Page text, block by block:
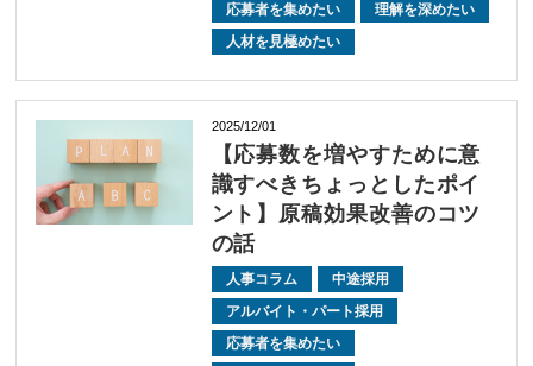
応募者を集めたい
理解を深めたい
人材を見極めたい
2025/12/01
【応募数を増やすために意
識すべきちょっとしたポイ
ント】原稿効果改善のコツ
の話
人事コラム
中途採用
アルバイト・パート採用
応募者を集めたい